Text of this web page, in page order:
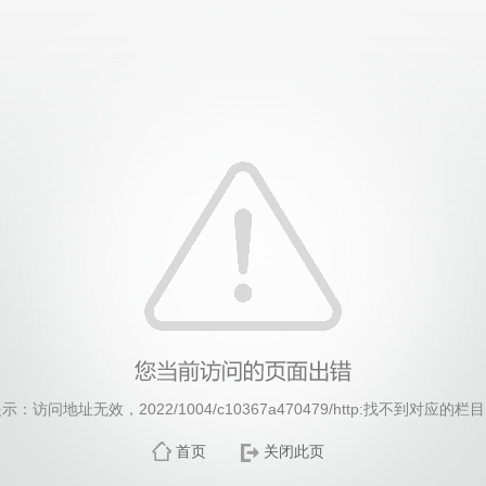
：访问地址无效，2022/1004/c10367a470479/http:找不到对应的栏
首页 关闭此页